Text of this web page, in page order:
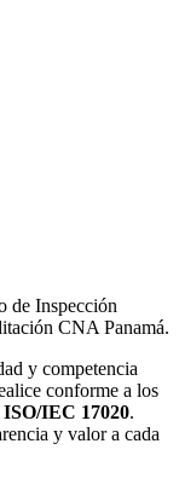
Inspección
CNA Panamá.
y competencia
conforme a los
ISO/IEC 17020.
y valor a cada